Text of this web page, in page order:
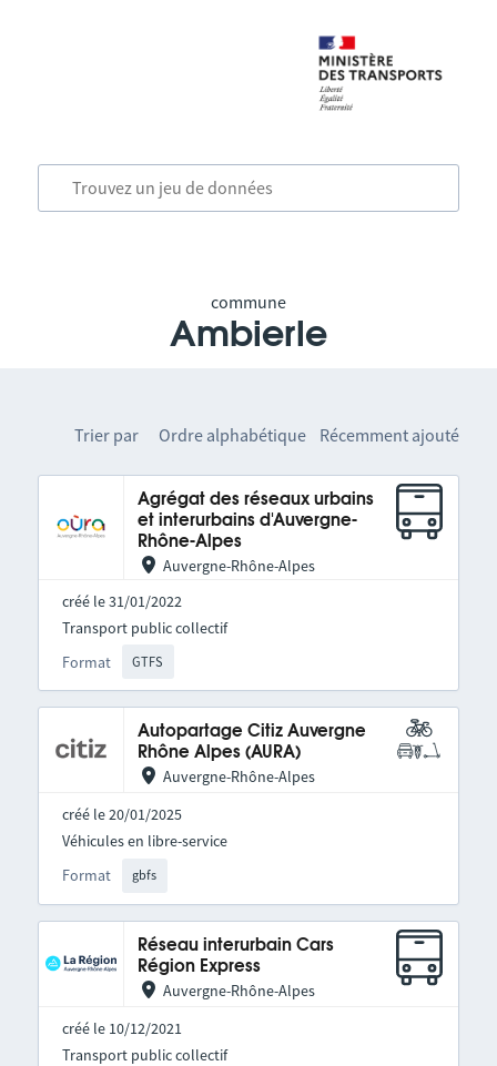
commune
Ambierle
Trier par Ordre alphabétique Récemment ajouté
Agrégat des réseaux urbains
et interurbains d'Auvergne-
Rhône-Alpes
Auvergne-Rhône-Alpes
créé le 31/01/2022
Format GTFS
Transport public collectif
Autopartage Citiz Auvergne
Rhône Alpes (AURA)
Auvergne-Rhône-Alpes
créé le 20/01/2025
Format gbfs
Véhicules en libre-service
Réseau interurbain Cars
Région Express
Auvergne-Rhône-Alpes
créé le 10/12/2021
Transport public collectif